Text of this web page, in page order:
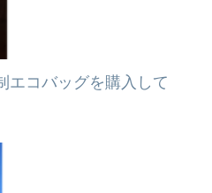
エコバッグを購入して